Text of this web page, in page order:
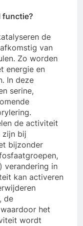
functie?
de
van
Zo worden
energie en
In deze
serine,
de activiteit
zijn bij
bijzonder
verandering in
kan activeren
de
het
wordt